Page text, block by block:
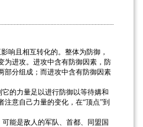
且相互转化的。整体为防御，
为进攻。进攻中含有防御因素，防
部分组成；而进攻中含有防御因素
的力量足以进行防御以等待媾和
意自己力量的变化，在“顶点”到
能是敌人的军队、首都、同盟国